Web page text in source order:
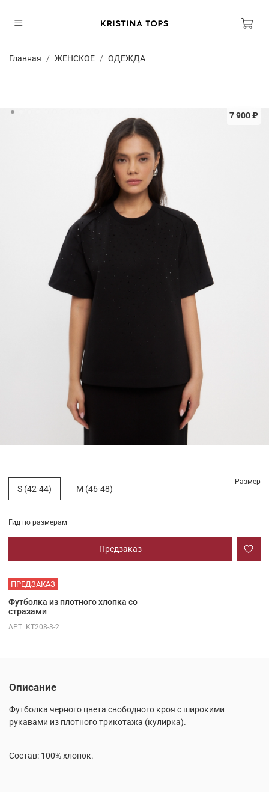
Главная ЖЕНСКОЕ ОДЕЖДА
ПРЕДЗАКАЗ
Футболка из плотного хлопка со
стразами
7 900 ₽
АРТ. KT208-3-2
Гид по размерам
Предзаказ
Размер
S (42-44) M (46-48)
Описание
Футболка черного цвета свободного кроя с широкими
рукавами из плотного трикотажа (кулирка).
Состав: 100% хлопок.